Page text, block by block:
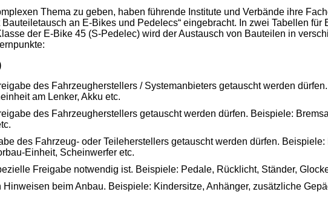
Thema zu geben, haben führende Institute und Verbände ihre
an E-Bikes und Pedelecs“ eingebracht. In zwei Tabellen für
der E-Bike 45 (S-Pedelec) wird der Austausch von Bauteilen in
des Fahrzeugherstellers / Systemanbieters getauscht werden dürfen.
am Lenker, Akku etc.
des Fahrzeugherstellers getauscht werden dürfen. Beispiele:
des Fahrzeug- oder Teileherstellers getauscht werden dürfen. Beispiele:
Einheit, Scheinwerfer etc.
Freigabe notwendig ist. Beispiele: Pedale, Rücklicht, Ständer,
beim Anbau. Beispiele: Kindersitze, Anhänger, zusätzliche